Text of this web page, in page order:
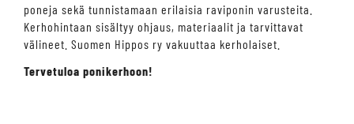
poneja sekä tunnistamaan erilaisia raviponin varusteita.
Kerhohintaan sisältyy ohjaus, materiaalit ja tarvittavat
välineet. Suomen Hippos ry vakuuttaa kerholaiset.
Tervetuloa ponikerhoon!